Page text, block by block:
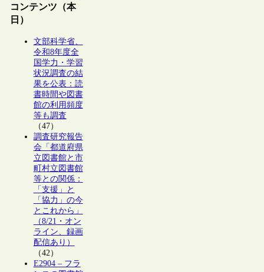
コンテンツ（本
日）
文部科学省、
令和8年度全
国学力・学習
状況調査の結
果を公表：読
書時間や図書
館の利用頻度
等も調査
（47）
調査研究報告
会「都道府県
立図書館と市
町村立図書館
等との関係：
「支援」と
「協力」の今
とこれから」
（8/21・オン
ライン、録画
配信あり）
（42）
E2904 – フラ